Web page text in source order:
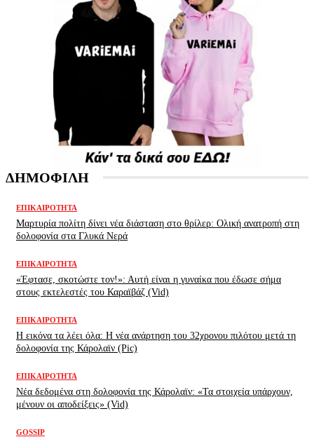
ΔΗΜΟΦΙΛΗ
ΕΠΙΚΑΙΡΌΤΗΤΑ
Μαρτυρία πολίτη δίνει νέα διάσταση στο θρίλερ: Ολική ανατροπή στη
δολοφονία στα Γλυκά Νερά
ΕΠΙΚΑΙΡΌΤΗΤΑ
«Έφτασε, σκοτώστε τον!»: Αυτή είναι η γυναίκα που έδωσε σήμα
στους εκτελεστές του Καραϊβάζ (Vid)
ΕΠΙΚΑΙΡΌΤΗΤΑ
H εικόνα τα λέει όλα: H νέα ανάρτηση του 32χρονου πιλότου μετά τη
δολοφονία της Κάρολαϊν (Pic)
ΕΠΙΚΑΙΡΌΤΗΤΑ
Νέα δεδομένα στη δολοφονία της Κάρολαϊν: «Τα στοιχεία υπάρχουν,
μένουν οι αποδείξεις» (Vid)
GOSSIP